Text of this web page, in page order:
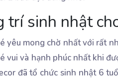
trí sinh nhật
yêu mong chờ nhất với rất
vui và hạnh phúc nhất khi
đã tổ chức sinh nhật 6